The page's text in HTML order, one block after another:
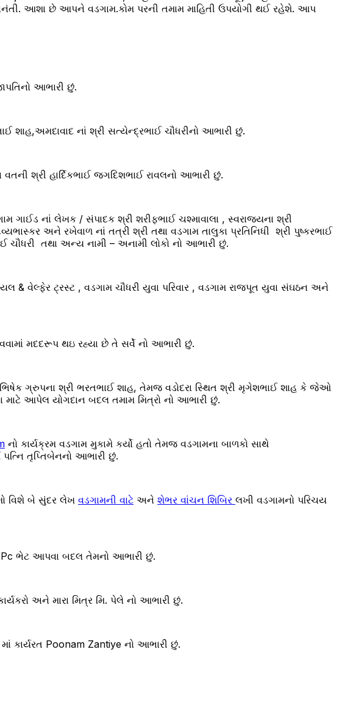
આશા છે આપને વડગામ.કોમ પરની તમામ માહિતી ઉપયોગી થઈ રહેશે. આપ
આભારી છું.
શાહ,અમદાવાદ નાં શ્રી સત્યેન્દ્રભાઈ ચૌધરીનો આભારી છું.
શ્રી હાર્દિકભાઈ જગદિશભાઈ રાવલનો આભારી છું.
ગાઈડ નાં લેખક / સંપાદક શ્રી શરીફભાઈ ચશ્માવાલા , સ્વરાજ્યના શ્રી
અને રખેવાળ નાં તત્રી શ્રી તથા વડગામ તાલુકા પ્રતિનિધી શ્રી પુષ્કરભાઈ
ચૌધરી તથા અન્ય નામી – અનામી લોકો નો આભારી છું.
& વેલ્ફેર ટ્રસ્ટ , વડગામ ચૌધરી યુવા પરિવાર , વડગામ રાજપૂત યુવા સંઘઠન અને
મદદરૂપ થઇ રહ્યા છે તે સર્વે નો આભારી છું.
ગ્રુપના શ્રી ભરતભાઈ શાહ, તેમજ વડોદરા સ્થિત શ્રી મૃગેશભાઈ શાહ કે જેઓ
માટે આપેલ યોગદાન બદલ તમામ મિત્રો નો આભારી છું.
નો કાર્યક્રમ વડગામ મુકામે કર્યો હતો તેમજ વડગામના બાળકો સાથે
પત્નિ તૃપ્તિબેનનો આભારી છું.
વિશે બે સુંદર લેખ વડગામની વાટે અને શેભર વાંચન શિબિર લખી વડગામનો પરિચય
Pc ભેટ આપવા બદલ તેમનો આભારી છું.
અને મારા મિત્ર મિ. પેલે નો આભારી છું.
કાર્યરત Poonam Zantiye નો આભારી છું.